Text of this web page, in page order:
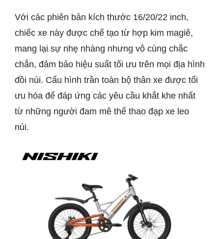
Với các phiên bản kích thước 16/20/22 inch,
chiếc xe này được chế tạo từ hợp kim magiê,
mang lại sự nhẹ nhàng nhưng vô cùng chắc
chắn, đảm bảo hiệu suất tối ưu trên mọi địa hình
đồi núi. Cấu hình trần toàn bộ thân xe được tối
ưu hóa để đáp ứng các yêu cầu khắt khe nhất
từ những người đam mê thể thao đạp xe leo
núi.